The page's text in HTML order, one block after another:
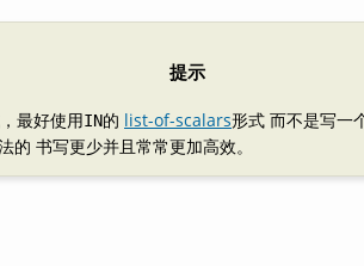
提示
最好使用IN的 list-of-scalars形式 而不是写一
的 书写更少并且常常更加高效。